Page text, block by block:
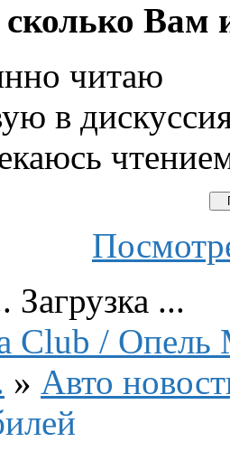
Вам
читаю
в
Загрузка ...
Club / Опель
» Авто